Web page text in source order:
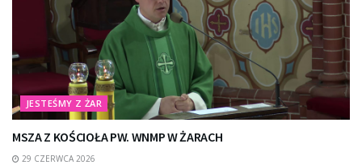
JESTEŚMY Z ŻAR
MSZA Z KOŚCIOŁA PW. WNMP W ŻARACH
29 CZERWCA 2026